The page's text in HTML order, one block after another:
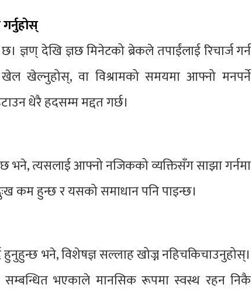
ज्ञण् देखि ज्ञछ मिनेटको ब्रेकले तपाईंलाई रिचार्ज गर्न
खेल्नुहोस्, वा विश्रामको समयमा आफ्नो मनपर्ने
धेरै हदसम्म मद्दत गर्छ।
त्यसलाई आफ्नो नजिकको व्यक्तिसँग साझा गर्नमा
कम हुन्छ र यसको समाधान पनि पाइन्छ।
हुनुहुन्छ भने, विशेषज्ञ सल्लाह खोज्न नहिचकिचाउनुहोस्।
सम्बन्धित भएकाले मानसिक रूपमा स्वस्थ रहन निकै